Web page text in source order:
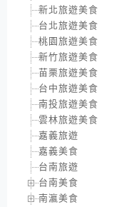
新北旅遊美食
台北旅遊美食
桃園旅遊美食
新竹旅遊美食
苗栗旅遊美食
台中旅遊美食
南投旅遊美食
雲林旅遊美食
嘉義旅遊
嘉義美食
台南旅遊
台南美食
南瀛美食